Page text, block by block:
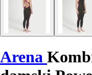
Arena